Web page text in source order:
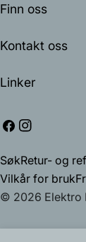
Finn oss
Kontakt oss
Linker
Facebook
Instagram
© 2026 Elektro
SøkRetur- og
Vilkår for bruk